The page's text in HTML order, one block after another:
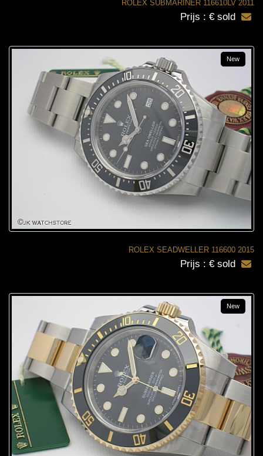
ROLEX SUBMARINER 116610LV 2011
Prijs : € sold
ROLEX SEADWELLER 116600 2015
New
Prijs : € sold
New